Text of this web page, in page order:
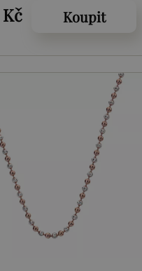
Kč Koupit